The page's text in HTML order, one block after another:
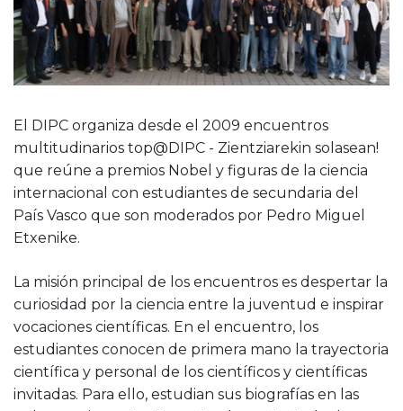
El DIPC organiza desde el 2009 encuentros
multitudinarios top@DIPC - Zientziarekin solasean!
que reúne a premios Nobel y figuras de la ciencia
internacional con estudiantes de secundaria del
País Vasco que son moderados por Pedro Miguel
Etxenike.
La misión principal de los encuentros es despertar la
curiosidad por la ciencia entre la juventud e inspirar
vocaciones científicas. En el encuentro, los
estudiantes conocen de primera mano la trayectoria
científica y personal de los científicos y científicas
invitadas. Para ello, estudian sus biografías en las